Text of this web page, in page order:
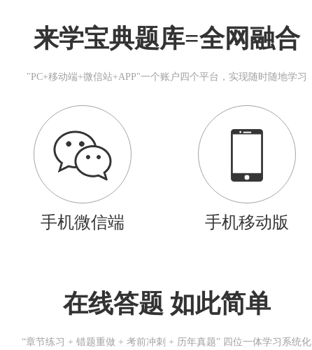
来学宝典题库=全网融合
"PC+移动端+微信站+APP"一个账户四个平台，实现随时随地学习
手机微信端 手机移动版
在线答题 如此简单
“章节练习 + 错题重做 + 考前冲刺 + 历年真题” 四位一体学习系统化